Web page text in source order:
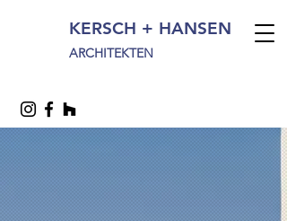
KERSCH + HANSEN
ARCHITEKTEN